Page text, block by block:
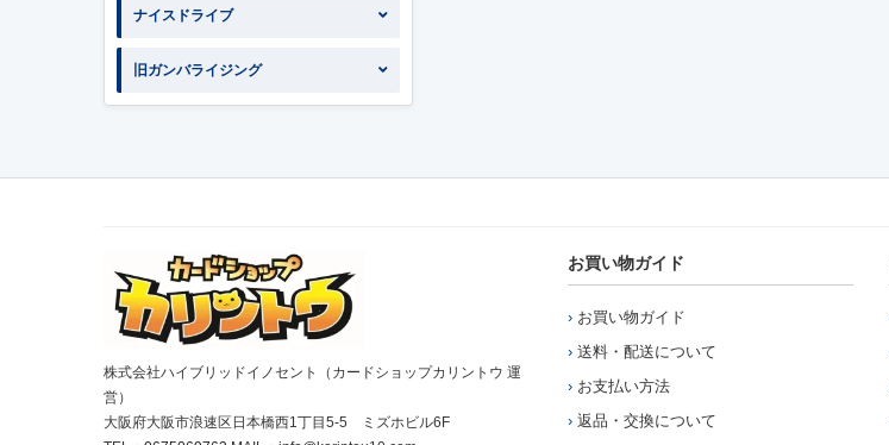
ナイスドライブ
旧ガンバライジング
株式会社ハイブリッドイノセント（カードショップカリントウ 運
営）
大阪府大阪市浪速区日本橋西1丁目5-5 ミズホビル6F
お買い物ガイド
お買い物ガイド
送料・配送について
お支払い方法
返品・交換について